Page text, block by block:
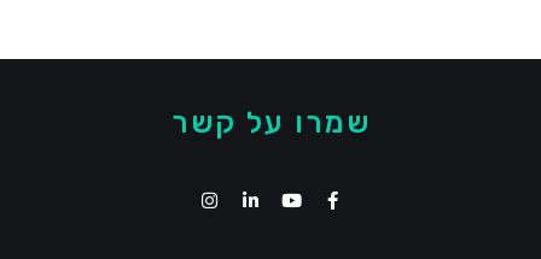
שמרו על קשר